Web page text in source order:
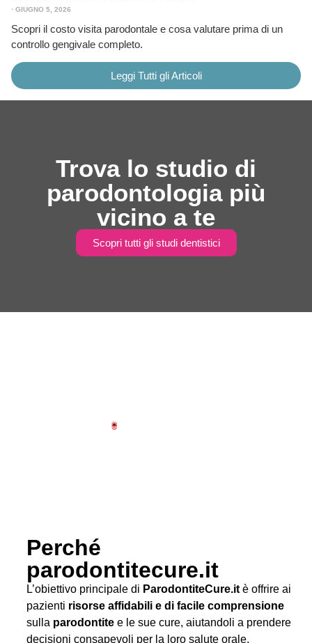
⋅ GIUGNO 5, 2026
Scopri il costo visita parodontale e cosa valutare prima di un
controllo gengivale completo.
Leggi Tutti gli Articoli
Trova lo studio di
parodontologia più
vicino a te
Scopri tutti gli studi dentistici
Perché
parodontitecure.it
L’obiettivo principale di ParodontiteCure.it è offrire ai
pazienti risorse affidabili e di facile comprensione
sulla parodontite e le sue cure, aiutandoli a prendere
decisioni consapevoli per la loro salute orale.